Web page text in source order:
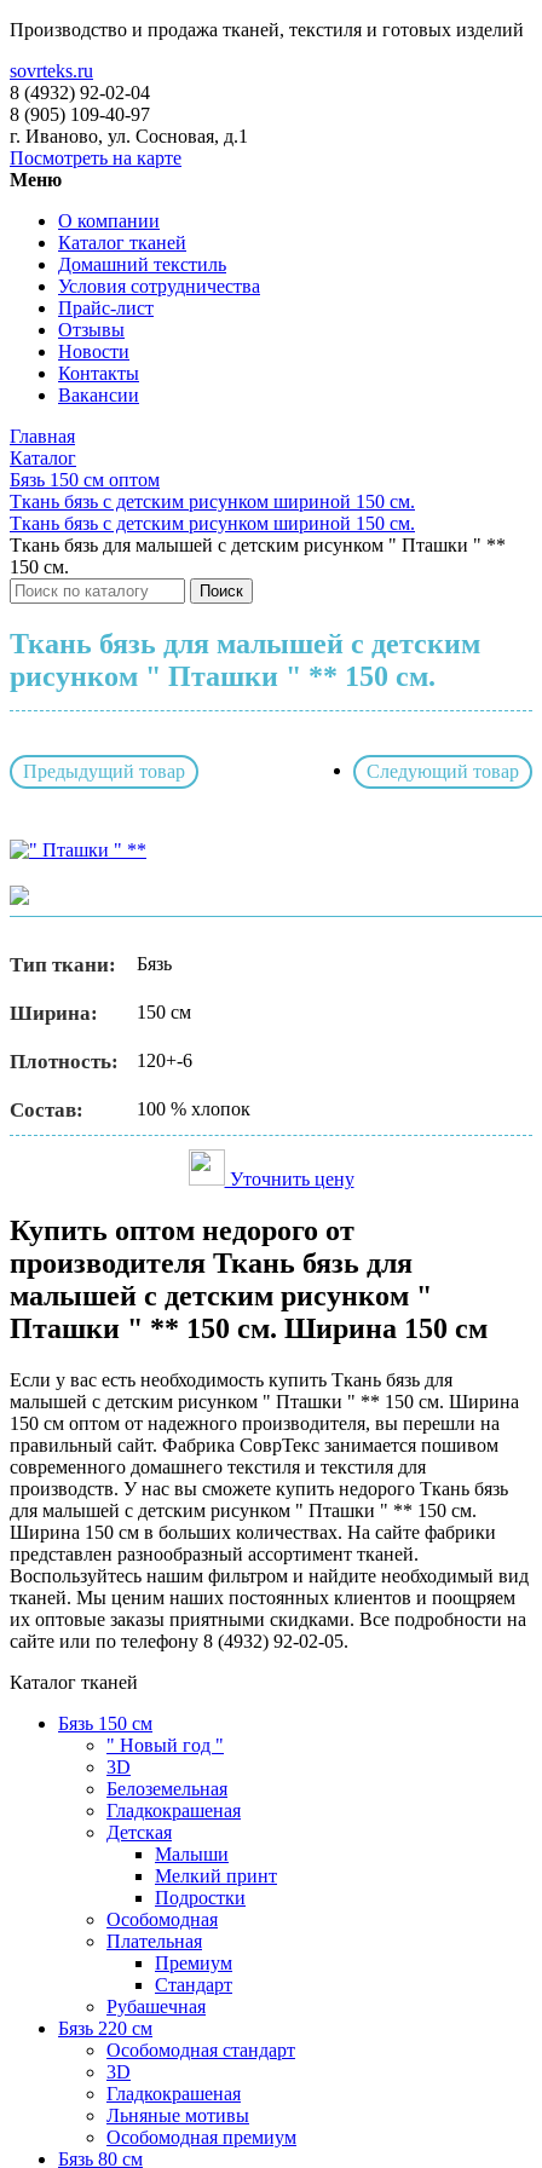
Производство и продажа тканей, текстиля и готовых изделий
sovrteks.ru
8 (4932) 92-02-04
8 (905) 109-40-97
г. Иваново, ул. Сосновая, д.1
Посмотреть на карте
Меню
О компании
Каталог тканей
Домашний текстиль
Условия сотрудничества
Прайс-лист
Отзывы
Новости
Контакты
Вакансии
Главная
Каталог
Бязь 150 см оптом
Ткань бязь с детским рисунком шириной 150 см.
Ткань бязь с детским рисунком шириной 150 см.
Ткань бязь для малышей с детским рисунком " Пташки " **
150 см.
Поиск
Ткань бязь для малышей с детским
рисунком " Пташки " ** 150 см.
Предыдущий товар Следующий товар
Тип ткани: Бязь
Ширина: 150 см
Плотность: 120+-6
Состав: 100 % хлопок
Уточнить цену
Купить оптом недорого от
производителя Ткань бязь для
малышей с детским рисунком "
Пташки " ** 150 см. Ширина 150 см
Если у вас есть необходимость купить Ткань бязь для
малышей с детским рисунком " Пташки " ** 150 см. Ширина
150 см оптом от надежного производителя, вы перешли на
правильный сайт. Фабрика СоврТекс занимается пошивом
современного домашнего текстиля и текстиля для
производств. У нас вы сможете купить недорого Ткань бязь
для малышей с детским рисунком " Пташки " ** 150 см.
Ширина 150 см в больших количествах. На сайте фабрики
представлен разнообразный ассортимент тканей.
Воспользуйтесь нашим фильтром и найдите необходимый вид
тканей. Мы ценим наших постоянных клиентов и поощряем
их оптовые заказы приятными скидками. Все подробности на
сайте или по телефону 8 (4932) 92-02-05.
Каталог тканей
Бязь 150 см
" Новый год "
3D
Белоземельная
Гладкокрашеная
Детская
Малыши
Мелкий принт
Подростки
Особомодная
Плательная
Премиум
Стандарт
Рубашечная
Бязь 220 см
Особомодная стандарт
3D
Гладкокрашеная
Льняные мотивы
Особомодная премиум
Бязь 80 см